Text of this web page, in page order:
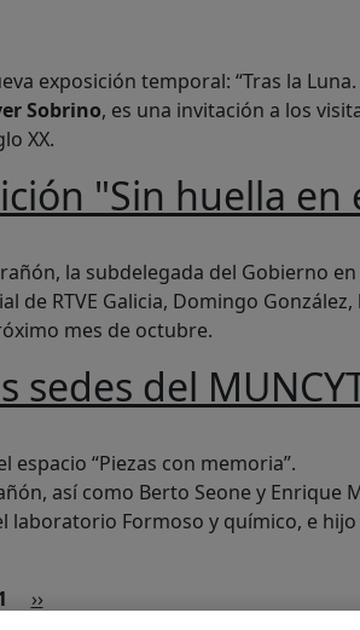
exposición temporal: “Tras la
Sobrino, es una invitación a los
XX.
"Sin huella
la subdelegada del Gobierno
de RTVE Galicia, Domingo
mes de octubre.
sedes del
espacio “Piezas con memoria”.
así como Berto Seone y Enrique
laboratorio Formoso y químico, e
Siguiente página
››